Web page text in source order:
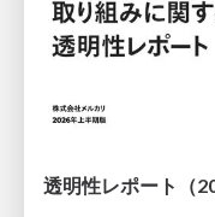
透明性レポート（